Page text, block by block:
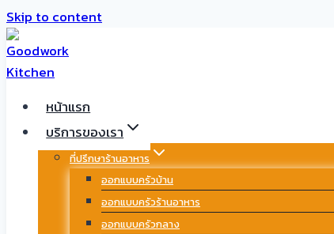
Skip to content
หน้าแรก
บริการของเรา
ที่ปรึกษาร้านอาหาร
ออกแบบครัวบ้าน
ออกแบบครัวร้านอาหาร
ออกแบบครัวกลาง